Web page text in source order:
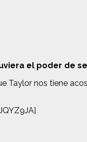
el poder de
Taylor nos tiene